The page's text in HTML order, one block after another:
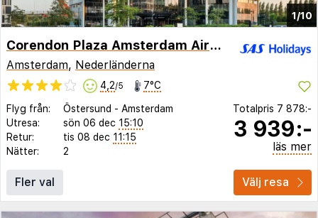
1/10
Corendon Plaza Amsterdam Airport Hotel
Amsterdam, Nederländerna
4,2/5 7°C
Flyg från: Östersund - Amsterdam
Utresa:
sön 06 dec 15:10
Retur:
tis 08 dec 11:15
Nätter:
2
Totalpris 7 878:-
3 939:-
läs mer
Fler val Välj resa